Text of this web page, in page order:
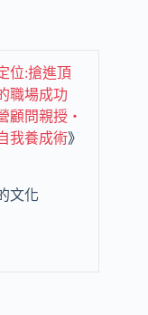
位:搶進頂
職場成功
顧問親授‧
我養成術》
文化